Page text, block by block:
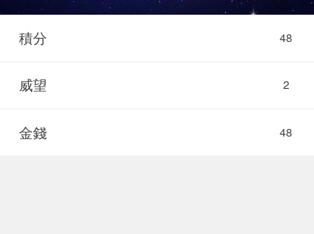
48
積分
2
威望
48
金錢